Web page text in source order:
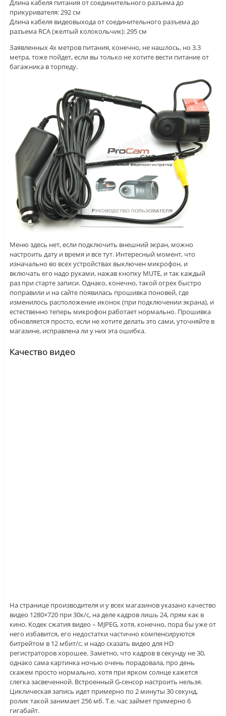
Длина кабеля питания от соединительного разъема до
прикуривателя: 292 см
Длина кабеля видеовыхода от соединительного разъема до
разъема RCA (желтый колокольчик): 295 см
Заявленных 4х метров питания, конечно, не нашлось, но 3.3
метра, тоже пойдет, если вы только не хотите вести питание от
багажника в торпеду.
Меню здесь нет, если подключить внешний экран, можно
настроить дату и время и все тут. Интересный момент, что
изначально во всех устройствах выключен микрофон, и
включать его надо руками, нажав кнопку MUTE, и так каждый
раз при старте записи. Однако, конечно, такой огрех быстро
поправили и на сайте появилась прошивка поновей, где
изменилось расположение иконок (при подключении экрана), и
естественно теперь микрофон работает нормально. Прошивка
обновляется просто, если не хотите делать это сами, уточняйте в
магазине, исправлена ли у них эта ошибка.
Качество видео
На странице производителя и у всех магазинов указано качество
видео 1280×720 при 30к/с, на деле кадров лишь 24, прям как в
кино. Кодек сжатия видео – MJPEG, хотя, конечно, пора бы уже от
него избавится, его недостатки частично компенсируются
битрейтом в 12 мбит/с, и надо сказать видео для HD
регистраторов хорошее. Заметно, что кадров в секунду не 30,
однако сама картинка ночью очень порадовала, про день
скажем просто нормально, хотя при ярком солнце кажется
слегка засвеченной. Встроенный G-сенсор настроить нельзя.
Циклическая запись идет примерно по 2 минуты 30 секунд,
ролик такой занимает 256 мб. Т.е. час займет примерно 6
гигабайт.